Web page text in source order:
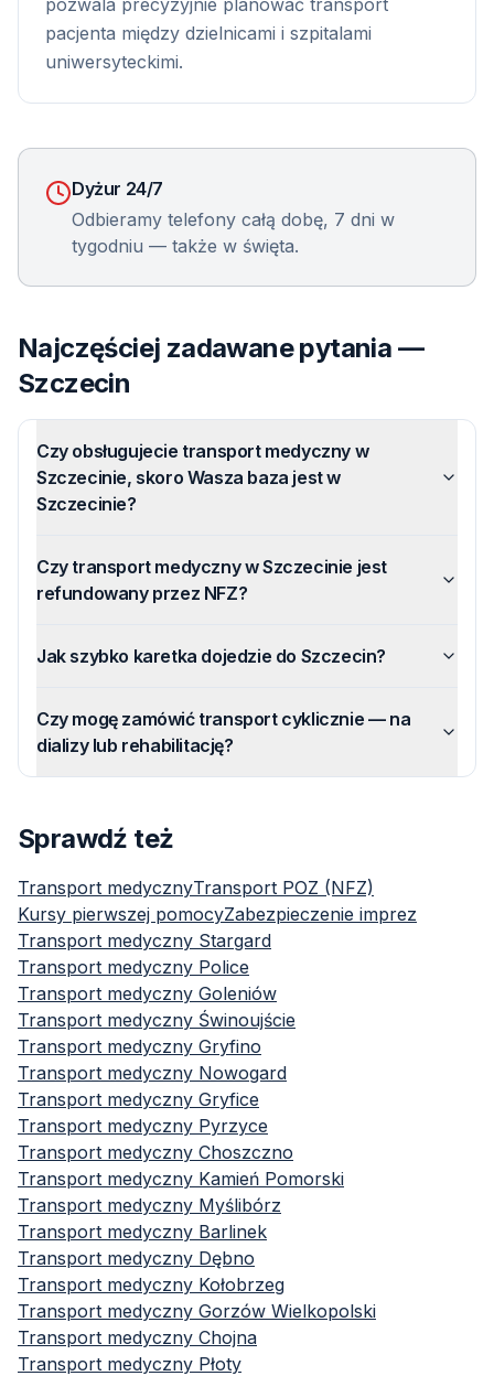
pozwala precyzyjnie planować transport
pacjenta między dzielnicami i szpitalami
uniwersyteckimi.
Dyżur 24/7
Odbieramy telefony całą dobę, 7 dni w
tygodniu — także w święta.
Najczęściej zadawane pytania —
Szczecin
Czy obsługujecie transport medyczny w
Szczecinie, skoro Wasza baza jest w
Szczecinie?
Czy transport medyczny w Szczecinie jest
refundowany przez NFZ?
Jak szybko karetka dojedzie do Szczecin?
Czy mogę zamówić transport cyklicznie — na
dializy lub rehabilitację?
Sprawdź też
Transport medycznyTransport POZ (NFZ)
Kursy pierwszej pomocyZabezpieczenie imprez
Transport medyczny Stargard
Transport medyczny Police
Transport medyczny Goleniów
Transport medyczny Świnoujście
Transport medyczny Gryfino
Transport medyczny Nowogard
Transport medyczny Gryfice
Transport medyczny Pyrzyce
Transport medyczny Choszczno
Transport medyczny Kamień Pomorski
Transport medyczny Myślibórz
Transport medyczny Barlinek
Transport medyczny Dębno
Transport medyczny Kołobrzeg
Transport medyczny Gorzów Wielkopolski
Transport medyczny Chojna
Transport medyczny Płoty